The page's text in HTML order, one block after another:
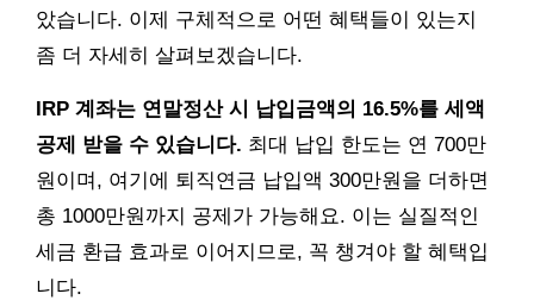
았습니다. 이제 구체적으로 어떤 혜택들이 있는지
좀 더 자세히 살펴보겠습니다.
IRP 계좌는 연말정산 시 납입금액의 16.5%를 세액
공제 받을 수 있습니다. 최대 납입 한도는 연 700만
원이며, 여기에 퇴직연금 납입액 300만원을 더하면
총 1000만원까지 공제가 가능해요. 이는 실질적인
세금 환급 효과로 이어지므로, 꼭 챙겨야 할 혜택입
니다.